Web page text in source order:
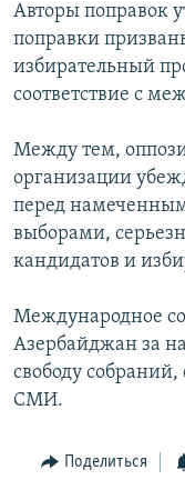
Авторы поправок
поправки
избирательный
соответствие с
Между тем,
организации
перед
выборами,
кандидатов и
Международное
Азербайджан за
свободу
СМИ.
Поделиться